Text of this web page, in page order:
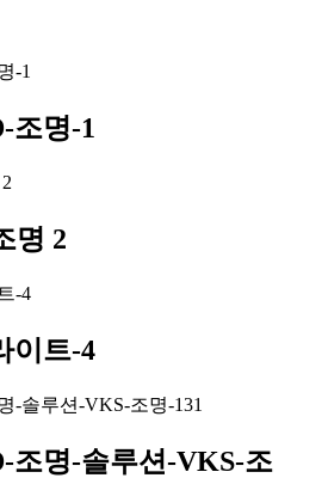
조명-1
명 2
이트-4
조명-솔루션-VKS-조